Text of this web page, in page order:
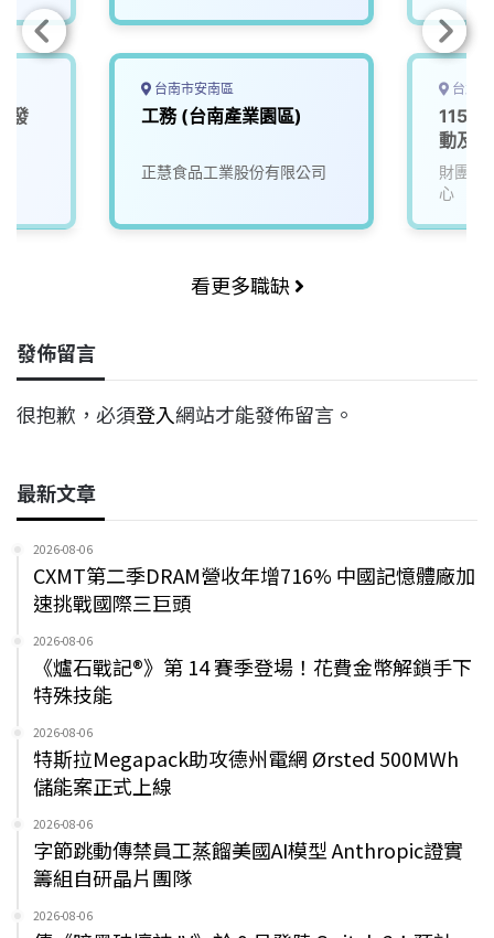
發
台南市安南區
工務 (台南產業園區)
正慧食品工業股份有限公司
台北
動及
財團法
心
看更多職缺
發佈留言
很抱歉，必須登入網站才能發佈留言。
最新文章
2026-08-06
CXMT第二季DRAM營收年增716% 中國記憶體廠加
速挑戰國際三巨頭
2026-08-06
《爐石戰記®》第 14 賽季登場！花費金幣解鎖手下
特殊技能
2026-08-06
特斯拉Megapack助攻德州電網 Ørsted 500MWh
儲能案正式上線
2026-08-06
字節跳動傳禁員工蒸餾美國AI模型 Anthropic證實
籌組自研晶片團隊
2026-08-06